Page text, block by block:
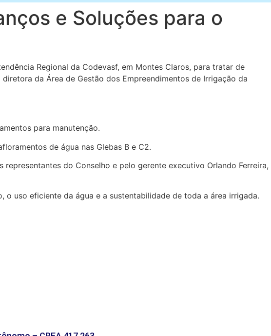
e Soluções para o
Regional da Codevasf, em Montes Claros, para tratar de
da Área de Gestão dos Empreendimentos de Irrigação da
para manutenção.
de água nas Glebas B e C2.
do Conselho e pelo gerente executivo Orlando Ferreira,
uso eficiente da água e a sustentabilidade de toda a área irrigada.